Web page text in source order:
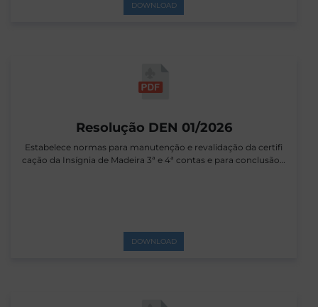
DOWNLOAD
Resolução DEN 01/2026
Estabelece normas para manutenção e revalidação da certifi
cação da Insígnia de Madeira 3ª e 4ª contas e para conclusão…
DOWNLOAD